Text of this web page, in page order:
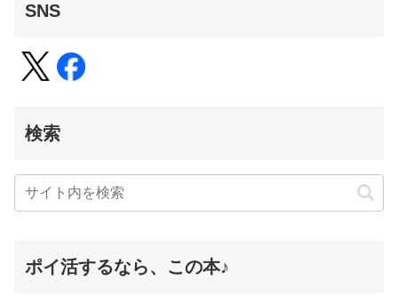
SNS
検索
ポイ活するなら、この本♪